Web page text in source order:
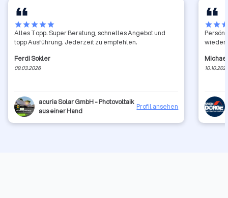
starstarstarstarstar
Alles Topp. Super Beratung, schnelles Angebot und
topp Ausführung. Jederzeit zu empfehlen.
Ferdi Sokler
09.03.2026
acuria Solar GmbH - Photovoltaik
aus einer Hand
Profil ansehen
starstar